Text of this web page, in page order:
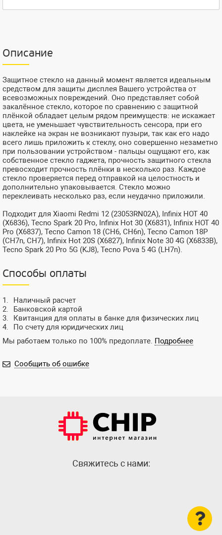
Описание
Защитное стекло на данный момент является идеальным
средством для защиты дисплея Вашего устройства от
всевозможных повреждений. Оно представляет собой
закалённое стекло, которое по сравнению с защитной
плёнкой обладает целым рядом преимуществ: не искажает
цвета, не уменьшает чувствительность сенсора, при его
наклейке на экран не возникают пузыри, так как его надо
всего лишь приложить к стеклу, оно совершенно незаметно
при пользовании устройством - пальцы ощущают его, как
собственное стекло гаджета, прочность защитного стекла
превосходит прочность плёнки в несколько раз. Каждое
стекло проверяется перед отправкой на целостность и
дополнительно упаковывается. Стекло можно
переклеивать несколько раз, если неудачно приложили.
Подходит для Xiaomi Redmi 12 (23053RN02A), Infinix HOT 40
(X6836), Tecno Spark 20 Pro, Infinix Hot 30 (X6831), Infinix HOT 40
Pro (X6837), Tecno Camon 18 (CH6, CH6n), Tecno Camon 18P
(CH7n, CH7), Infinix Hot 20S (X6827), Infinix Note 30 4G (X6833B),
Tecno Spark 20 Pro 5G (KJ8), Tecno Pova 5 4G (LH7n).
Способы оплаты
Наличный расчет
Банковской картой
Квитанция для оплаты в банке для физических лиц
По счету для юридических лиц
Мы работаем только по 100% предоплате. Подробнее
Сообщить об ошибке
Cвяжитесь с нами: